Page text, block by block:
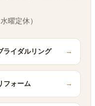
曜定休）
ライダルリング →
フォーム →